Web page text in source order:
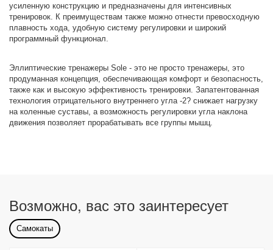
усиленную конструкцию и предназначены для интенсивных
тренировок. К преимуществам также можно отнести превосходную
плавность хода, удобную систему регулировки и широкий
программный функционал.
Эллиптические тренажеры Sole - это не просто тренажеры, это
продуманная концепция, обеспечивающая комфорт и безопасность,
также как и высокую эффективность тренировки. Запатентованная
технология отрицательного внутреннего угла -2? снижает нагрузку
на коленные суставы, а возможность регулировки угла наклона
движения позволяет прорабатывать все группы мышц.
Возможно, вас это заинтересует
Самокаты